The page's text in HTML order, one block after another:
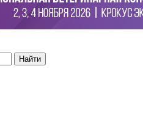
Найти